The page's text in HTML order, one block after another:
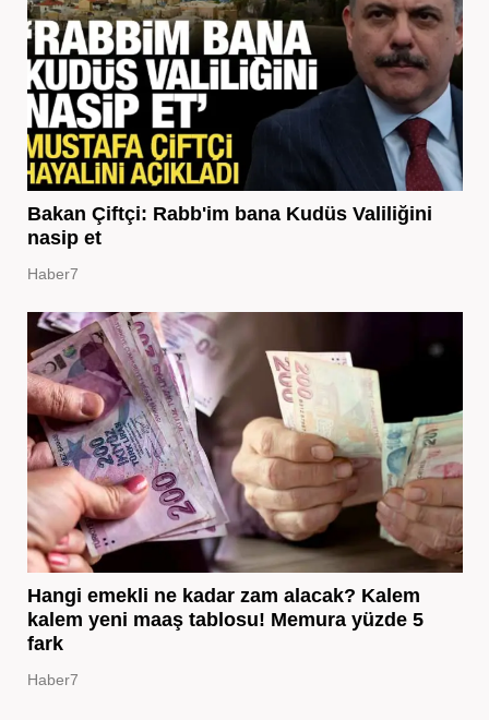
Bakan Çiftçi: Rabb'im bana Kudüs Valiliğini
nasip et
Haber7
Hangi emekli ne kadar zam alacak? Kalem
kalem yeni maaş tablosu! Memura yüzde 5
fark
Haber7